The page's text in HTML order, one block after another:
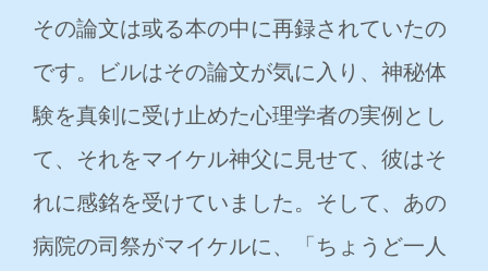
その論文は或る本の中に再録されていたの
です。ビルはその論文が気に入り、神秘体
験を真剣に受け止めた心理学者の実例とし
て、それをマイケル神父に見せて、彼はそ
れに感銘を受けていました。そして、あの
病院の司祭がマイケルに、「ちょうど一人